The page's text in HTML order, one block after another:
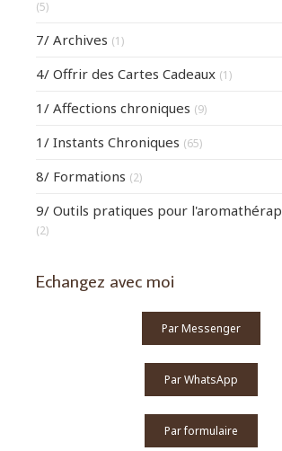
(5)
7/ Archives (1)
4/ Offrir des Cartes Cadeaux (1)
1/ Affections chroniques (9)
1/ Instants Chroniques (65)
8/ Formations (2)
9/ Outils pratiques pour
(2)
Echangez avec moi
Par Messenger
Par WhatsApp
Par formulaire